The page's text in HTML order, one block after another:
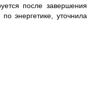
после завершения
энергетике, уточнила